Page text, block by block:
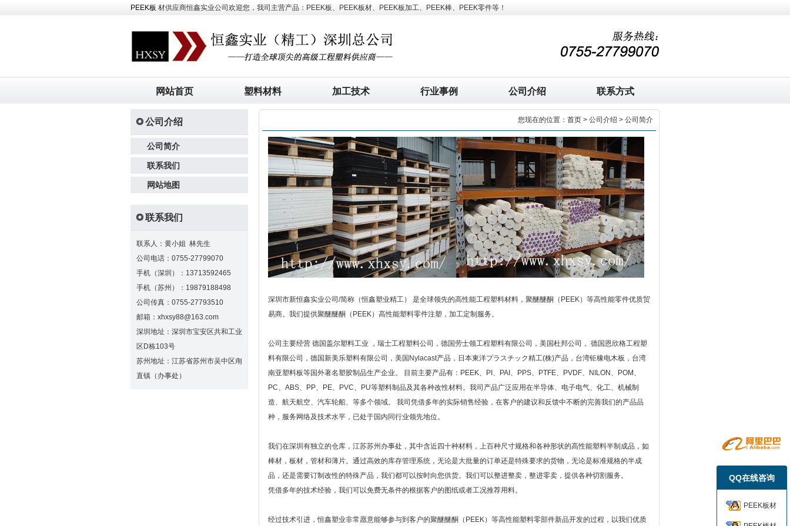
PEEK板 材供应商恒鑫实业公司欢迎您，我司主营产品：PEEK板、PEEK板材、PEEK板加工、PEEK棒、PEEK零件等！
网站首页 塑料材料 加工技术 行业事例 公司介绍 联系方式
公司介绍
公司简介
联系我们
网站地图
联系我们
联系人：黄小姐 林先生
公司电话：0755-27799070
手机（深圳）：13713592465
手机（苏州）：19879188498
公司传真：0755-27793510
邮箱：xhxsy88@163.com
深圳地址：深圳市宝安区共和工业
区D栋103号
苏州地址：江苏省苏州市吴中区甪
直镇（办事处）
您现在的位置： 首页 > 公司介绍 > 公司简介
深圳市新恒鑫实业公司/简称（恒鑫塑业精工） 是全球领先的高性能工程塑料材料，聚醚醚酮（PEEK）等高性能零件优质贸
易商。我们提供聚醚醚酮（PEEK）高性能塑料零件注塑，加工定制服务。
公司主要经营 德国盖尔塑料工业 ，瑞士工程塑料公司，德国劳士领工程塑料有限公司，美国杜邦公司， 德国恩欣格工程塑
料有限公司，德国新美乐塑料有限公司，美国Nylacast产品，日本東洋プラスチック精工(株)产品，台湾钜橡电木板，台湾
南亚塑料板等国外著名塑胶制品生产企业。 目前主要产品有：PEEK、PI、PAI、PPS、PTFE、PVDF、NILON、POM、
PC、ABS、PP、PE、PVC、PU等塑料制品及其各种改性材料。我司产品广泛应用在半导体、电子电气、化工、机械制
造、航天航空、汽车轮船、等多个领域。 我司凭借多年的实际销售经验，在客户的建议和反馈中不断的完善我们的产品品
种，服务网络及技术水平，已处于国内同行业领先地位。
我们在深圳有独立的仓库，江苏苏州办事处，其中含近四十种材料，上百种尺寸规格和各种形状的高性能塑料半制成品，如
棒材，板材，管材和薄片。通过高效的库存管理系统，无论是大批量的订单还是特殊要求的货物，无论是标准规格的半成
品，还是需要订制改性的特殊产品，我们都可以按时向您供货。我们可以整进整卖，整进零卖，提供各种切割服务。
凭借多年的技术经验，我们可以免费无条件的根据客户的图纸或者工况推荐用料。
经过技术引进，恒鑫塑业非常愿意能够参与到客户的聚醚醚酮（PEEK）等高性能塑料零部件新品开发的过程，以我们优质
QQ在线咨询
PEEK板材